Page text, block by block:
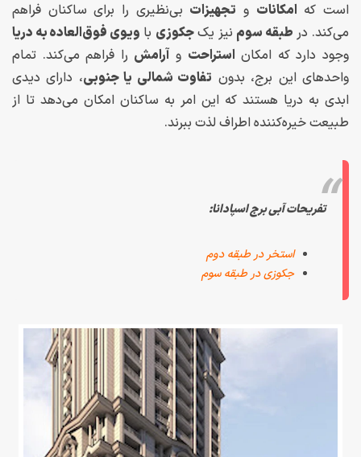
است که امکانات و تجهیزات بی‌نظیری را برای ساکنان فراهم
می‌کند. در طبقه سوم نیز یکجکوزی با ویوی فوق‌العاده به دریا
وجود دارد که امکان استراحت و آرامش را فراهم می‌کند. تمام
واحدهای این برج، بدون تفاوت شمالی یا جنوبی، دارای دیدی
ابدی به دریا هستند که این امر به ساکنان امکان می‌دهد تا از
طبیعت خیره‌کننده اطراف لذت ببرند.
تفریحات آبی برج اسپادانا:
استخر در طبقه دوم
جکوزی در طبقه سوم